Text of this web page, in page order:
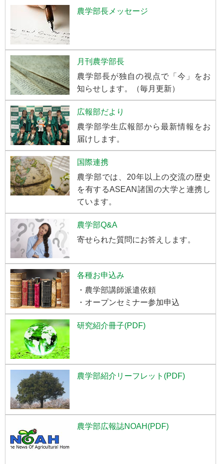
農学部長メッセージ
月刊農学部長
農学部長が独自の視点で「今」をお
知らせします。（毎月更新）
広報部だより
農学部学生広報部から最新情報をお
届けします。
国際連携
農学部では、20年以上の交流の歴史
を有するASEAN諸国の大学と連携し
ています。
農学部Q&A
寄せられた質問にお答えします。
各種お申込み
・農学部講師派遣依頼
・オープンセミナー参加申込
研究紹介冊子(PDF)
農学部紹介リーフレット(PDF)
農学部広報誌NOAH(PDF)